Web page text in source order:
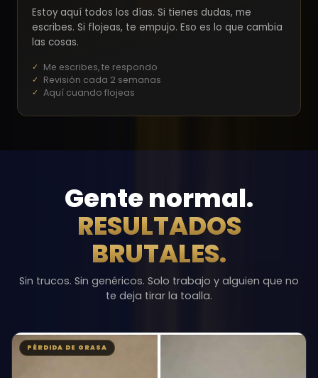
Estoy aquí todos los días. Si tienes dudas, me
escribes. Si flojeas, te empujo. Eso es lo que cambia
las cosas.
Me escribes, te respondo
Revisión cada 2 semanas
Aquí cuando flojeas
Gente normal.
RESULTADOS
BRUTALES.
Sin trucos. Sin genéricos. Solo trabajo y alguien que no
te deja tirar la toalla.
PÉRDIDA DE GRASA